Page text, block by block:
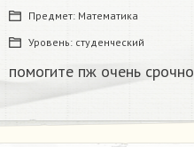
Предмет: Математика
Уровень: студенческий
помогите пж очень срочно​